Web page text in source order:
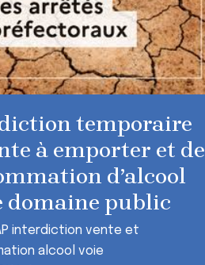
temporaire
à emporter et de
d’alcool
domaine public
interdiction vente et
alcool voie